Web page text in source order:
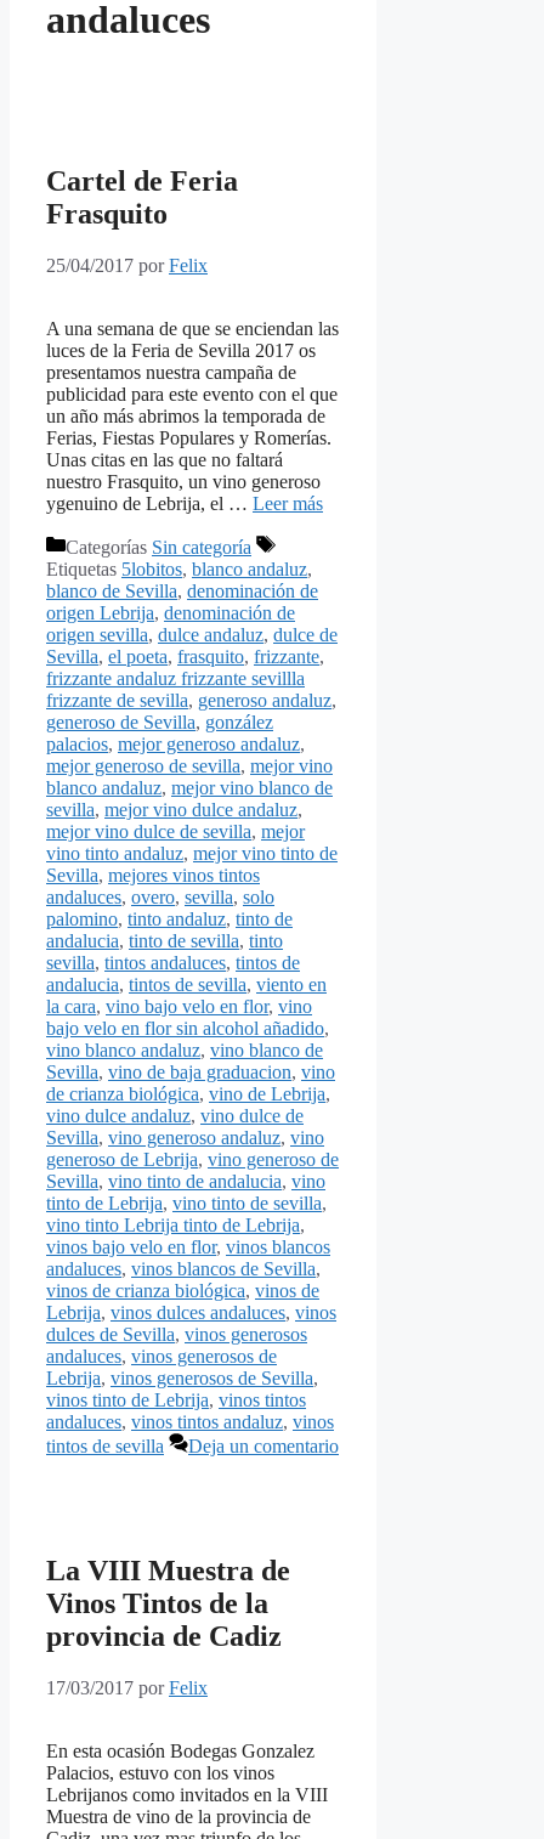
andaluces
Cartel de Feria
Frasquito
25/04/2017 porFelix
A una semana de que se enciendan las
luces de la Feria de Sevilla 2017 os
presentamos nuestra campaña de
publicidad para este evento con el que
un año más abrimos la temporada de
Ferias, Fiestas Populares y Romerías.
Unas citas en las que no faltará
nuestro Frasquito, un vino generoso
ygenuino de Lebrija, el … Leer más
Categorías Sin categoría
Etiquetas 5lobitos, blanco andaluz,
blanco de Sevilla, denominación de
origen Lebrija, denominación de
origen sevilla, dulce andaluz, dulce de
Sevilla, el poeta, frasquito, frizzante,
frizzante andaluz frizzante sevillla
frizzante de sevilla, generoso andaluz,
generoso de Sevilla, gonzález
palacios, mejor generoso andaluz,
mejor generoso de sevilla, mejor vino
blanco andaluz, mejor vino blanco de
sevilla, mejor vino dulce andaluz,
mejor vino dulce de sevilla, mejor
vino tinto andaluz, mejor vino tinto de
Sevilla, mejores vinos tintos
andaluces, overo, sevilla, solo
palomino, tinto andaluz, tinto de
andalucia, tinto de sevilla, tinto
sevilla, tintos andaluces, tintos de
andalucia, tintos de sevilla, viento en
la cara, vino bajo velo en flor, vino
bajo velo en flor sin alcohol añadido,
vino blanco andaluz, vino blanco de
Sevilla, vino de baja graduacion, vino
de crianza biológica, vino de Lebrija,
vino dulce andaluz, vino dulce de
Sevilla, vino generoso andaluz, vino
generoso de Lebrija, vino generoso de
Sevilla, vino tinto de andalucia, vino
tinto de Lebrija, vino tinto de sevilla,
vino tinto Lebrija tinto de Lebrija,
vinos bajo velo en flor, vinos blancos
andaluces, vinos blancos de Sevilla,
vinos de crianza biológica, vinos de
Lebrija, vinos dulces andaluces, vinos
dulces de Sevilla, vinos generosos
andaluces, vinos generosos de
Lebrija, vinos generosos de Sevilla,
vinos tinto de Lebrija, vinos tintos
andaluces, vinos tintos andaluz, vinos
tintos de sevilla
Deja un comentario
La VIII Muestra de
Vinos Tintos de la
provincia de Cadiz
17/03/2017 porFelix
En esta ocasión Bodegas Gonzalez
Palacios, estuvo con los vinos
Lebrijanos como invitados en la VIII
Muestra de vino de la provincia de